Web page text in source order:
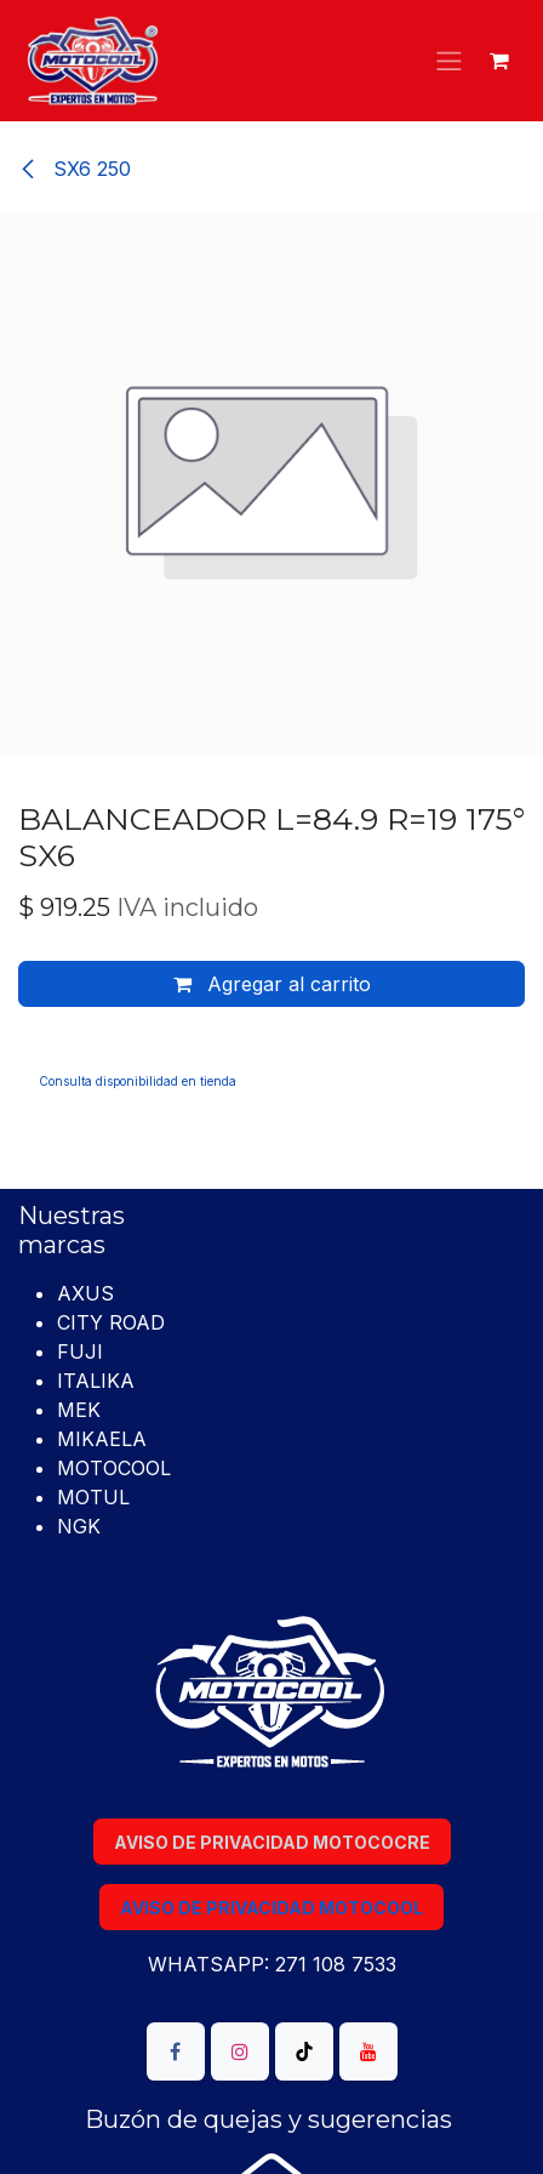
Ir al contenido
SX6 250
BALANCEADOR L=84.9 R=19 175°
SX6
$ 919.25 IVA incluido
Agregar al carrito
Consulta disponibilidad en tienda
Nuestras
marcas
AXUS
CITY ROAD
FUJI
ITALIKA
MEK
MIKAELA
MOTOCOOL
MOTUL
NGK
AVISO DE PRIVACIDAD MOTOCOCRE
AVISO DE PRIVACIDAD MOTOCOOL
WHATSAPP: 271 108 7533
Buzón de quejas y sugerencias